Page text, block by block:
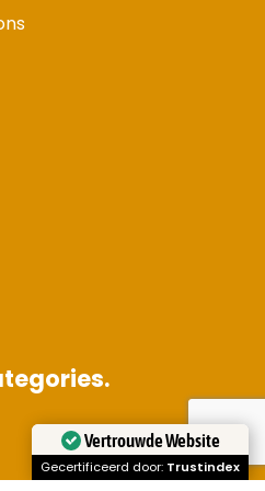
Vertrouwde Website
Gecertificeerd door: Trustindex